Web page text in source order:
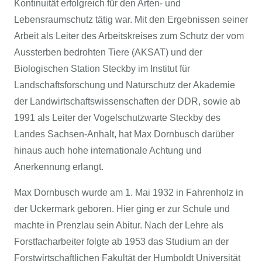
Kontinuität erfolgreich für den Arten- und
Lebensraumschutz tätig war. Mit den Ergebnissen seiner
Arbeit als Leiter des Arbeitskreises zum Schutz der vom
Aussterben bedrohten Tiere (AKSAT) und der
Biologischen Station Steckby im Institut für
Landschaftsforschung und Naturschutz der Akademie
der Landwirtschaftswissenschaften der DDR, sowie ab
1991 als Leiter der Vogelschutzwarte Steckby des
Landes Sachsen-Anhalt, hat Max Dornbusch darüber
hinaus auch hohe internationale Achtung und
Anerkennung erlangt.
Max Dornbusch wurde am 1. Mai 1932 in Fahrenholz in
der Uckermark geboren. Hier ging er zur Schule und
machte in Prenzlau sein Abitur. Nach der Lehre als
Forstfacharbeiter folgte ab 1953 das Studium an der
Forstwirtschaftlichen Fakultät der Humboldt Universität